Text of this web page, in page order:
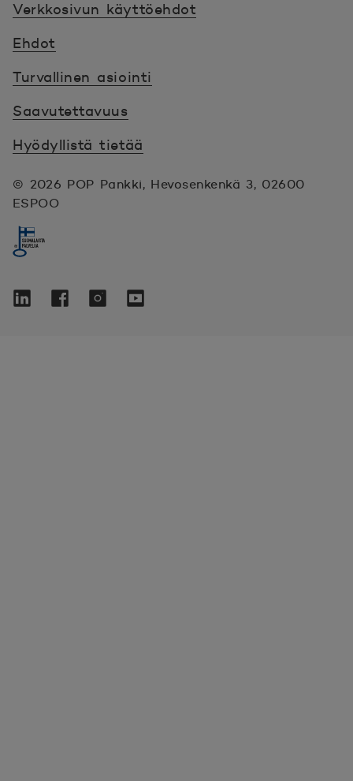
Verkkosivun käyttöehdot
Ehdot
Turvallinen asiointi
Saavutettavuus
Hyödyllistä tietää
© 2026 POP Pankki, Hevosenkenkä 3, 02600
ESPOO
Seuraa meitä sosiaalisessa mediassa